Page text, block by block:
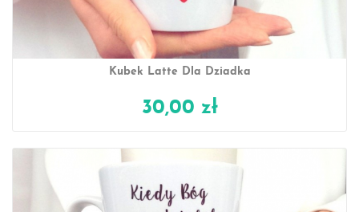
Kubek Latte Dla Dziadka
30,00 zł